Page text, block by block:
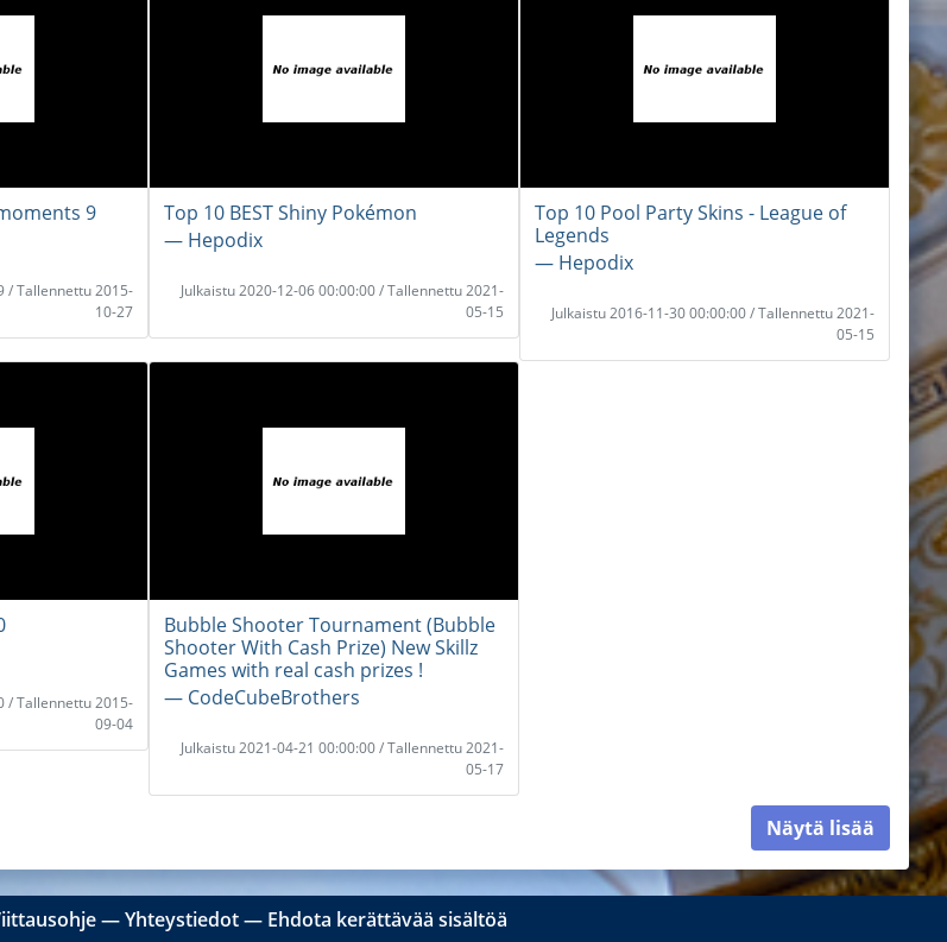
9
/ Tallennettu 2015-
10-27
Top 10 BEST Shiny Pokémon
― Hepodix
Julkaistu 2020-12-06 00:00:00 / Tallennettu 2021-
05-15
Top 10 Pool Party Skins - League of
Legends
― Hepodix
Julkaistu 2016-11-30 00:00:00 / Tallennettu 2021-
05-15
/ Tallennettu 2015-
09-04
Bubble Shooter Tournament (Bubble
Shooter With Cash Prize) New Skillz
Games with real cash prizes !
― CodeCubeBrothers
Julkaistu 2021-04-21 00:00:00 / Tallennettu 2021-
05-17
Näytä lisää
―Yhteystiedot― Ehdota kerättävää sisältöä